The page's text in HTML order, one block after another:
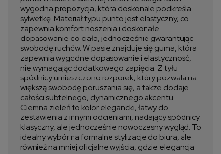
wygodna propozycja, która doskonale podkreśla
sylwetkę. Materiał typu punto jest elastyczny, co
zapewnia komfort noszenia i doskonałe
dopasowanie do ciała, jednocześnie gwarantując
swobodę ruchów. W pasie znajduje się guma, która
zapewnia wygodne dopasowanie i elastyczność,
nie wymagając dodatkowego zapięcia. Z tyłu
spódnicy umieszczono rozporek, który pozwala na
większą swobodę poruszania się, a także dodaje
całości subtelnego, dynamicznego akcentu.
Ciemna zieleń to kolor elegancki, łatwy do
zestawienia z innymi odcieniami, nadający spódnicy
klasyczny, ale jednocześnie nowoczesny wygląd. To
idealny wybór na formalne stylizacje do biura, ale
również na mniej oficjalne wyjścia, gdzie elegancja